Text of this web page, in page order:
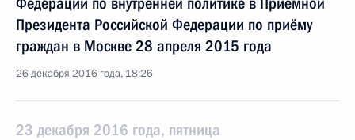
Президента Российской Федерации по приёму
граждан в Москве 28 апреля 2015 года
26 декабря 2016 года, 18:26
23 декабря 2016 года, пятница